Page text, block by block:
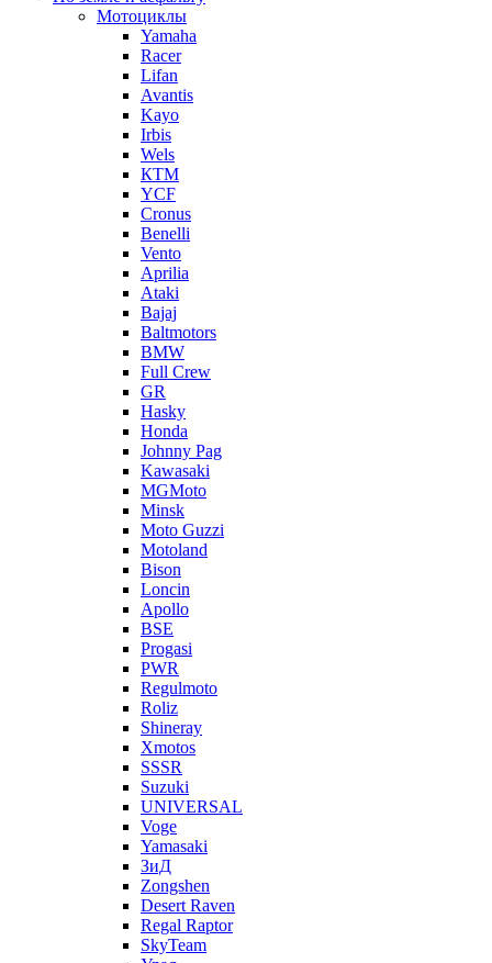
Мотоциклы
Yamaha
Racer
Lifan
Avantis
Kayo
Irbis
Wels
КТМ
YCF
Cronus
Benelli
Vento
Aprilia
Ataki
Bajaj
Baltmotors
BMW
Full Crew
GR
Hasky
Honda
Johnny Pag
Kawasaki
MGMoto
Minsk
Moto Guzzi
Motoland
Bison
Loncin
Apollo
BSE
Progasi
PWR
Regulmoto
Roliz
Shineray
Xmotos
SSSR
Suzuki
UNIVERSAL
Voge
Yamasaki
ЗиД
Zongshen
Desert Raven
Regal Raptor
SkyTeam